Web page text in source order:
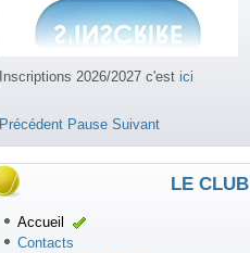
Inscriptions 2026/2027 c'estici
Précédent Pause Suivant
LE CLUB
Accueil
Contacts